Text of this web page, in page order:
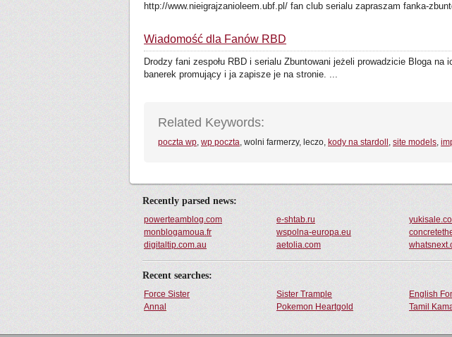
http://www.nieigrajzanioleem.ubf.pl/ fan club serialu zapraszam fanka-
Wiadomość dla Fanów RBD
Drodzy fani zespołu RBD i serialu Zbuntowani jeżeli prowadzicie Bloga
banerek promujący i ja zapisze je na stronie. ...
Related Keywords:
poczta wp, wp poczta, wolni farmerzy, leczo, kody na stardoll , site models,
Recently parsed news:
powerteamblog.com e-shtab.ru
monblogamoua.fr
wspolna-europa.eu
digitaltip.com.au
aetolia.com
Recent searches:
Force Sister Sister Trample English
Annal
Pokemon Heartgold Tamil